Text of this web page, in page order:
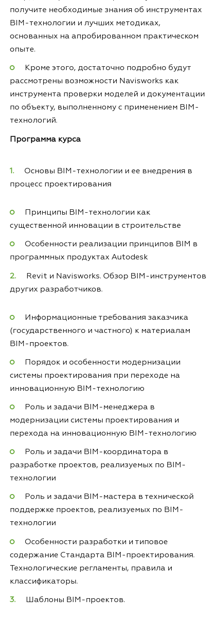
получите необходимые знания об инструментах
BIM-технологии и лучших методиках,
основанных на апробированном практическом
опыте.
Кроме этого, достаточно подробно будут
рассмотрены возможности Navisworks как
инструмента проверки моделей и документации
по объекту, выполненному с применением BIM-
технологий.
Программа курса
Основы BIM-технологии и ее внедрения в
процесс проектирования
Принципы BIM-технологии как
существенной инновации в строительстве
Особенности реализации принципов BIM в
программных продуктах Autodesk
Revit и Navisworks. Обзор BIM-инструментов
других разработчиков.
Информационные требования заказчика
(государственного и частного) к материалам
BIM-проектов.
Порядок и особенности модернизации
системы проектирования при переходе на
инновационную BIM-технологию
Роль и задачи BIM-менеджера в
модернизации системы проектирования и
перехода на инновационную BIM-технологию
Роль и задачи BIM-координатора в
разработке проектов, реализуемых по BIM-
технологии
Роль и задачи BIM-мастера в технической
поддержке проектов, реализуемых по BIM-
технологии
Особенности разработки и типовое
содержание Стандарта BIM-проектирования.
Технологические регламенты, правила и
классификаторы.
Шаблоны BIM-проектов.